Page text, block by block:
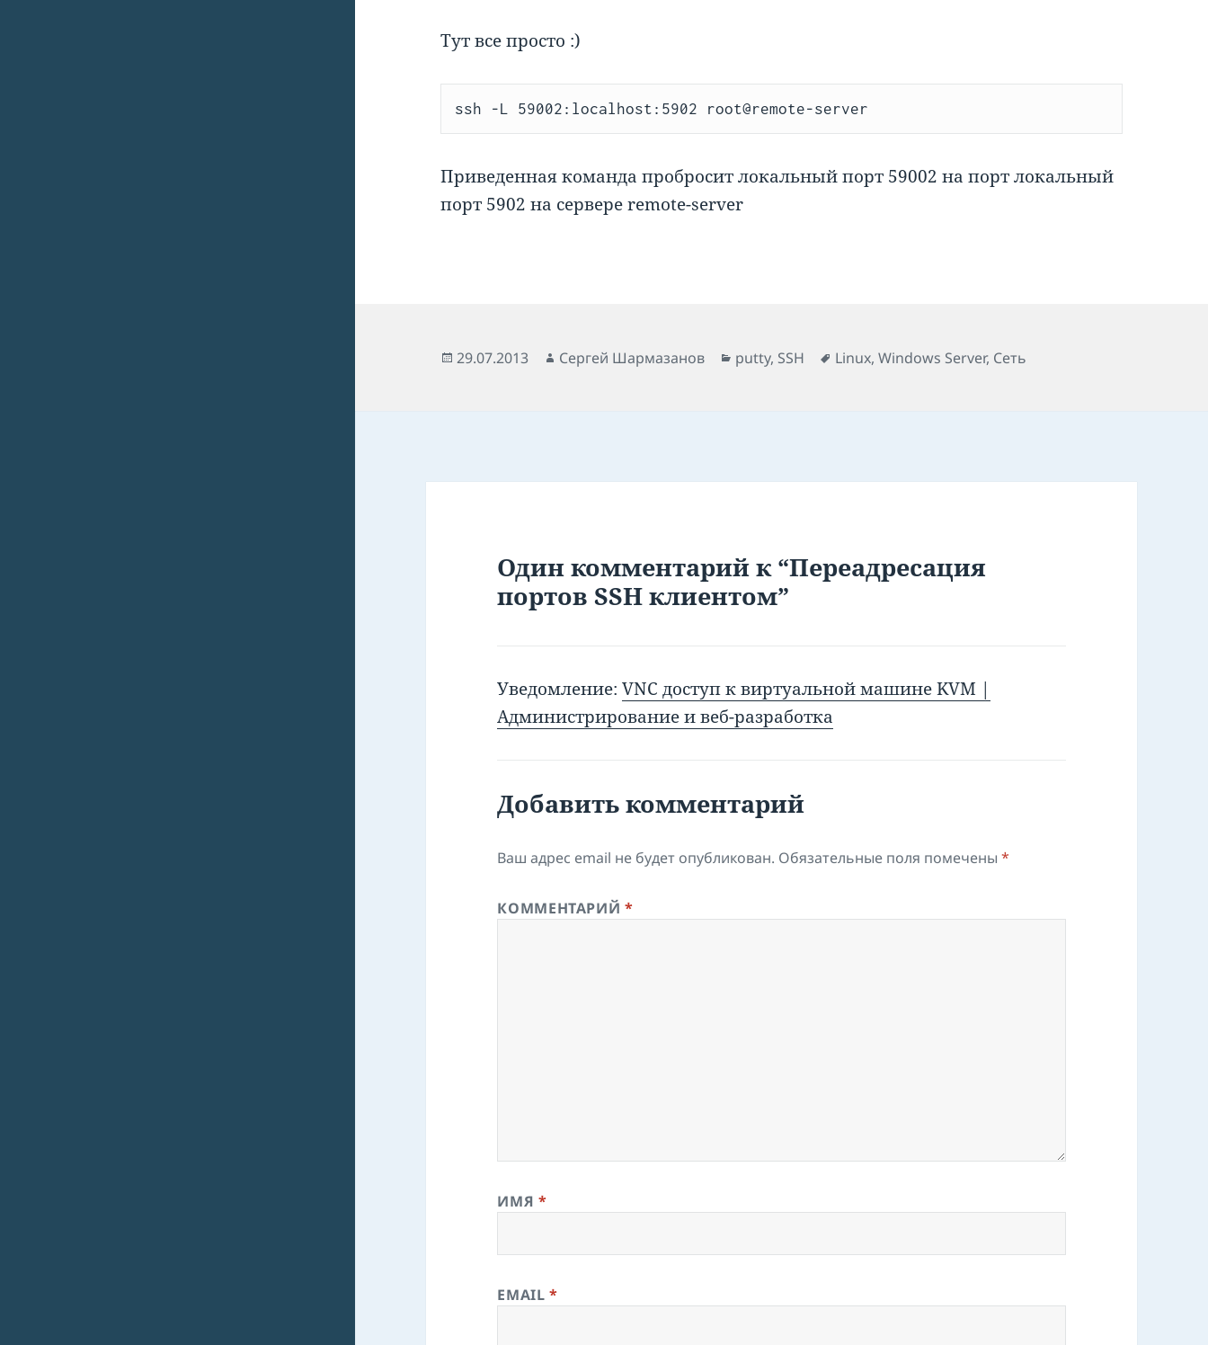
Тут все просто :)
ssh -L 59002:localhost:5902 root@remote-server
Приведенная команда пробросит локальный порт 59002 на порт локальный
порт 5902 на сервере remote-server
Опубликовано
29.07.2013 Автор
Сергей Шармазанов Рубрики
putty, SSH Метки
Linux,Windows Server, Сеть
Один комментарий к “Переадресация
портов SSH клиентом”
Уведомление:VNC доступ к виртуальной машине KVM |
Администрирование и веб-разработка
Добавить комментарий
Ваш адрес email не будет опубликован. Обязательные поля помечены*
КОММЕНТАРИЙ*
ИМЯ *
EMAIL*